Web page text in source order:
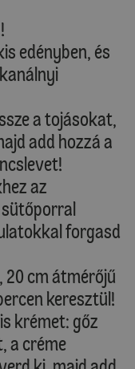
edényben, és
a tojásokat,
add hozzá a
az
forgasd
cm átmérőjű
keresztül!
krémet: gőz
a créme